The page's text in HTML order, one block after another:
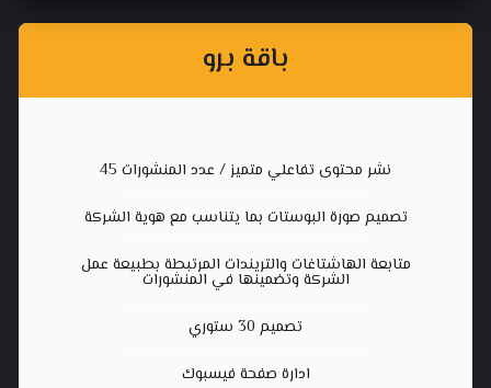
باقة برو
نشر محتوى تفاعلي متميز / عدد المنشورات 45
تصميم صورة البوستات بما يتناسب مع هوية الشركة
متابعة الهاشتاغات والتريندات المرتبطة بطبيعة عمل
الشركة وتضمينها في المنشورات
تصميم 30 ستوري
ادارة صفحة فيسبوك